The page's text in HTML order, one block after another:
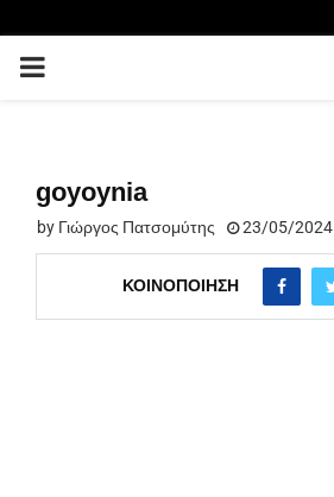
PRIMARY
goyoynia
by Γιώργος Πατσομύτης 23/05/2024
ΚΟΙΝΟΠΟΊΗΣΗ